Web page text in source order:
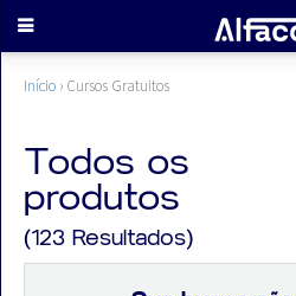
ENTRAR
CADASTRE-
SE
Início › Cursos Gratuitos
Todos os
produtos
(123 Resultados)